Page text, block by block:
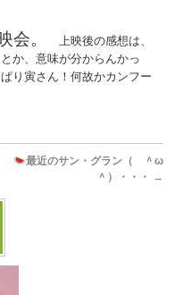
会。
上映後の感想は、
か、意味が分からんかっ
り寅さん！何故かカンフー
最近のサン・グラン（ ＾ω
＾）・・・
→